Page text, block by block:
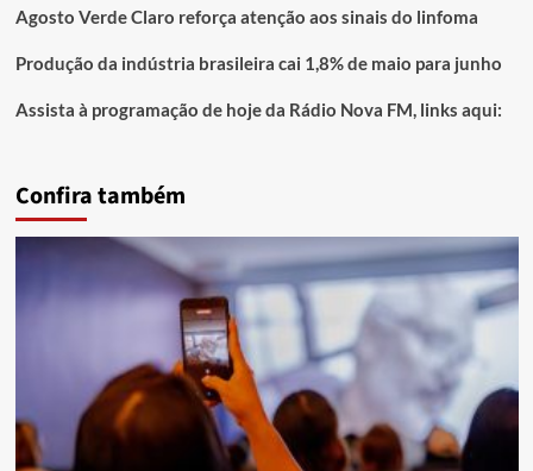
Agosto Verde Claro reforça atenção aos sinais do linfoma
Produção da indústria brasileira cai 1,8% de maio para junho
Assista à programação de hoje da Rádio Nova FM, links aqui:
Confira também